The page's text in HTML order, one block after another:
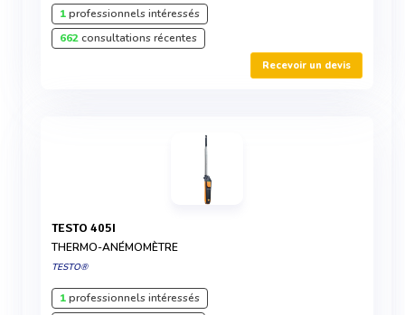
1professionnels intéressés
662consultations récentes
Recevoir un devis
TESTO 405I
THERMO-ANÉMOMÈTRE
TESTO®
1professionnels intéressés